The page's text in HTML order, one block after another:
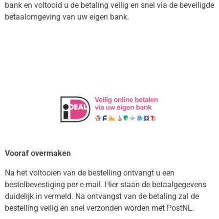
bank en voltooid u de betaling veilig en snel via de beveiligde
betaalomgeving van uw eigen bank.
Vooraf overmaken
Na het voltooien van de bestelling ontvangt u een
bestelbevestiging per e-mail. Hier staan de betaalgegevens
duidelijk in vermeld. Na ontvangst van de betaling zal de
bestelling veilig en snel verzonden worden met PostNL.